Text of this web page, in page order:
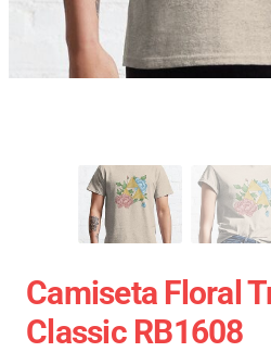
Camiseta Floral
Classic RB1608